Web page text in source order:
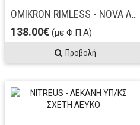
138.00€ (με Φ.Π.Α)
Προβολή